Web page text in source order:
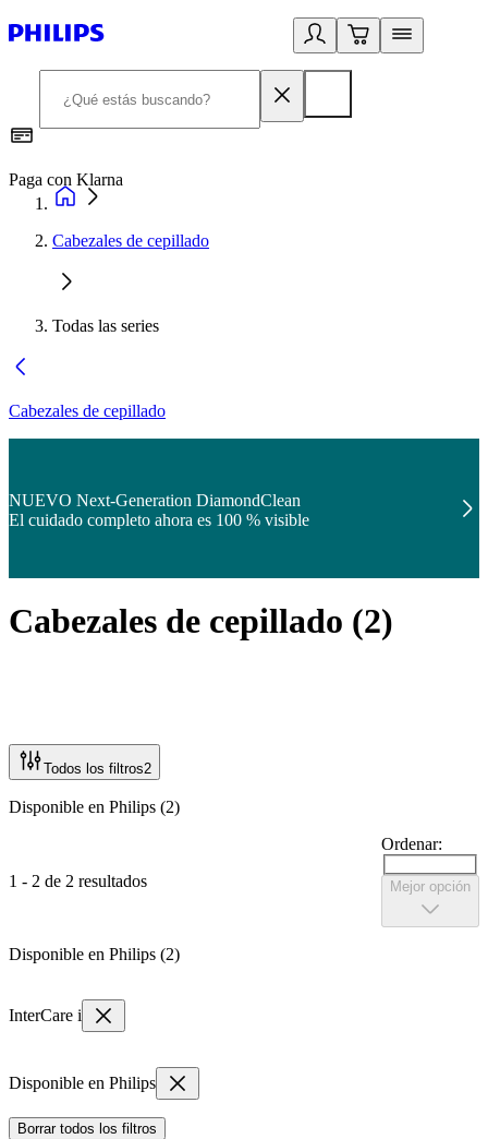
Paga con Klarna
Cabezales de cepillado
Todas las series
Cabezales de cepillado
NUEVO Next-Generation DiamondClean
El cuidado completo ahora es 100 % visible
Cabezales de cepillado (2)
Todos los filtros2
Disponible en Philips (2)
1 - 2 de 2 resultados
Ordenar:
Mejor opción
Disponible en Philips (2)
InterCare i
Disponible en Philips
Borrar todos los filtros